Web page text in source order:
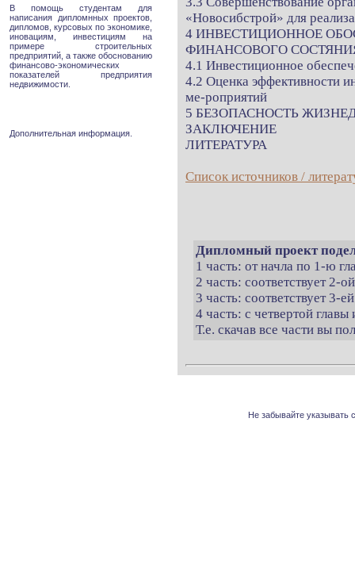
В помощь студентам для
написания дипломнных проектов,
дипломов, курсовых по экономике,
иновациям, инвестициям на
примере строительных
предприятий, а также обоснованию
финансово-экономических
показателей предприятия
недвижимости.
Дополнительная информация.
«Новосибстрой» для
4 ИНВЕСТИЦИОННОЕ
ФИНАНСОВОГО
4.1 Инвестиционное
4.2 Оценка эффективности
ме-роприятий
5 БЕЗОПАСНОСТЬ
ЗАКЛЮЧЕНИЕ
ЛИТЕРАТУРА
Список источников /
Дипломный проект
1 часть: от начла по 1-ю
2 часть: соответствует 2-
3 часть: соответствует 3-
4 часть: с четвертой
Т.е. скачав все части вы
Не забывайте указывать